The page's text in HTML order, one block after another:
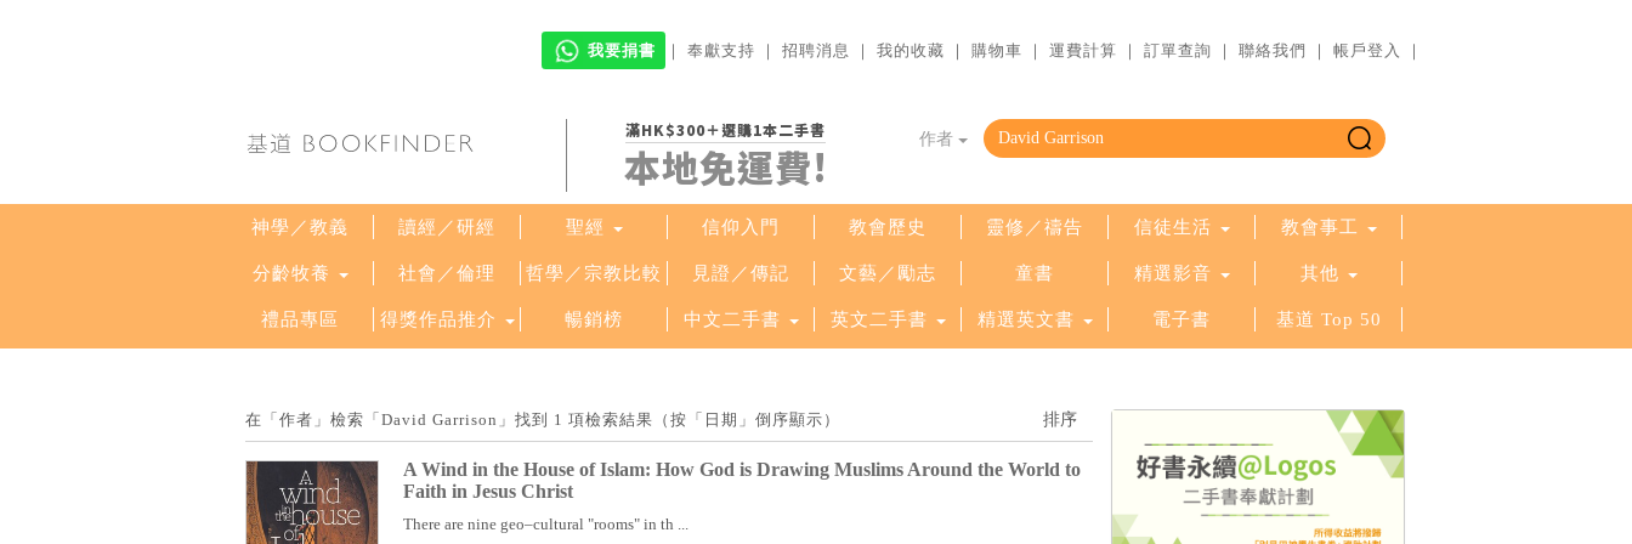
我要捐書 ｜ 奉獻支持 ｜ 招聘消息 ｜ 我的收藏 ｜ 購物車 ｜ 運費計算 ｜ 訂單查詢 ｜ 聯絡我們 ｜ 帳戶登入 ｜
滿HK$300＋選購1本二手書
本地免運費!
作者
神學／教義 讀經／研經 聖經 信仰入門 教會歷史 靈修／禱告 信徒生活 教會事工
分齡牧養 社會／倫理 哲學／宗教比較 見證／傳記 文藝／勵志 童書 精選影音 其他
禮品專區 得獎作品推介 暢銷榜 中文二手書 英文二手書 精選英文書 電子書 基道 Top 50
在「作者」檢索「David Garrison」找到 1 項檢索結果（按「日期」倒序顯示）
A Wind in the House of Islam: How God is Drawing Muslims Around the World to
Faith in Jesus Christ
There are nine geo–cultural "rooms" in th ...